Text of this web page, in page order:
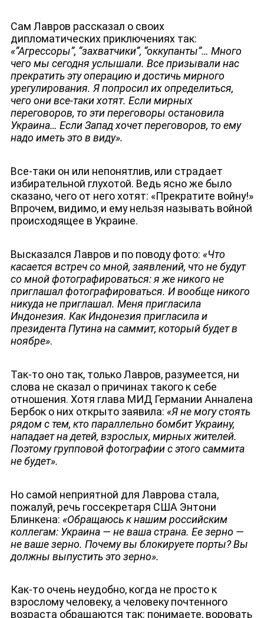
НОВОСТИ
Сам Лавров рассказал о своих
дипломатических приключениях так:
«”Агрессоры”, “захватчики”, “оккупанты”… Много
чего мы сегодня услышали. Все призывали нас
прекратить эту операцию и достичь мирного
урегулирования. Я попросил их определиться,
чего они все-таки хотят. Если мирных
переговоров, то эти переговоры остановила
Украина… Если Запад хочет переговоров, то ему
надо иметь это в виду».
Все-таки он или непонятлив, или страдает
избирательной глухотой. Ведь ясно же было
сказано, чего от него хотят: «Прекратите войну!»
Впрочем, видимо, и ему нельзя называть войной
происходящее в Украине.
Высказался Лавров и по поводу фото: «Что
касается встреч со мной, заявлений, что не будут
со мной фотографироваться: я же никого не
приглашал фотографироваться. И вообще никого
никуда не приглашал. Меня пригласила
Индонезия. Как Индонезия пригласила и
президента Путина на саммит, который будет в
ноябре».
Так-то оно так, только Лавров, разумеется, ни
слова не сказал о причинах такого к себе
отношения. Хотя глава МИД Германии Анналена
Бербок о них открыто заявила: «Я не могу стоять
рядом с тем, кто параллельно бомбит Украину,
нападает на детей, взрослых, мирных жителей.
Поэтому групповой фотографии с этого саммита
не будет».
Но самой неприятной для Лаврова стала,
пожалуй, речь госсекретаря США Энтони
Блинкена: «Обращаюсь к нашим российским
коллегам: Украина — не ваша страна. Ее зерно —
не ваше зерно. Почему вы блокируете порты? Вы
должны выпустить это зерно».
Как-то очень неудобно, когда не просто к
взрослому человеку, а человеку почтенного
возраста обращаются так: понимаете, воровать